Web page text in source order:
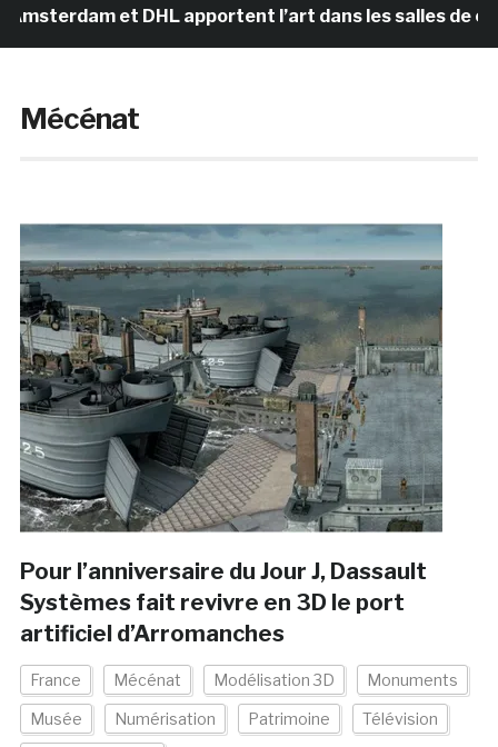
et DHL apportent l’art dans les salles de classe
Mécénat
Pour l’anniversaire du Jour J, Dassault
Systèmes fait revivre en 3D le port
artificiel d’Arromanches
France Mécénat Modélisation 3D Monuments
Musée Numérisation Patrimoine Télévision